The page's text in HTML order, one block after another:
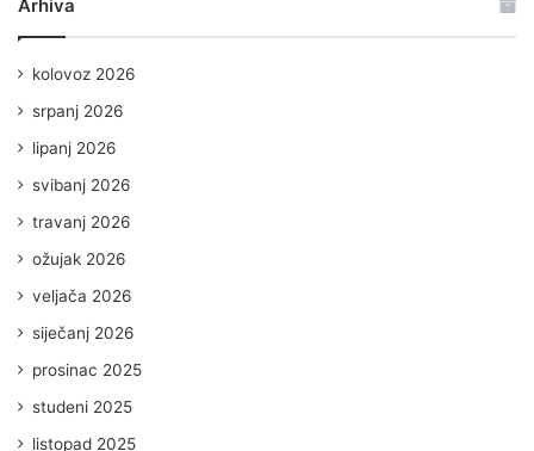
Arhiva
kolovoz 2026
srpanj 2026
lipanj 2026
svibanj 2026
travanj 2026
ožujak 2026
veljača 2026
siječanj 2026
prosinac 2025
studeni 2025
listopad 2025